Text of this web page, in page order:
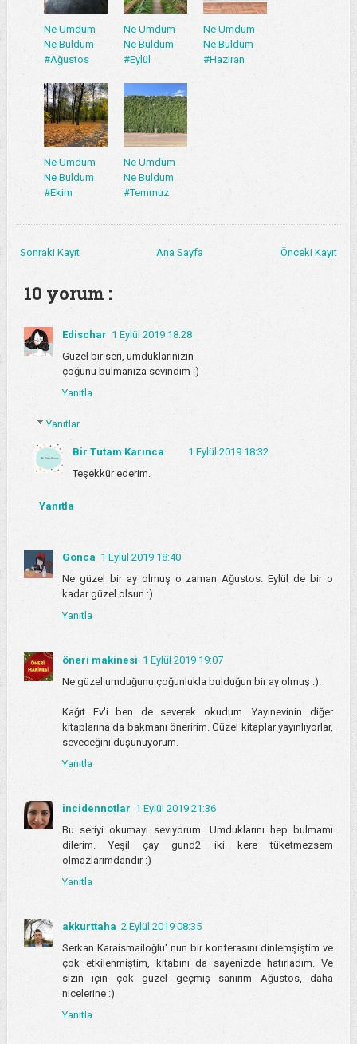
Ne Umdum
Ne Buldum
#Ağustos
Ne Umdum
Ne Buldum
#Eylül
Ne Umdum
Ne Buldum
#Haziran
Ne Umdum
Ne Buldum
#Ekim
Ne Umdum
Ne Buldum
#Temmuz
Sonraki Kayıt Önceki Kayıt
Ana Sayfa
10 yorum :
Edischar 1 Eylül 2019 18:28
Güzel bir seri, umduklarınızın
çoğunu bulmanıza sevindim :)
Yanıtla
Yanıtlar
Bir Tutam Karınca
1 Eylül 2019 18:32
Teşekkür ederim.
Yanıtla
Gonca 1 Eylül 2019 18:40
Ne güzel bir ay olmuş o zaman Ağustos. Eylül de bir o
kadar güzel olsun :)
Yanıtla
öneri makinesi 1 Eylül 2019 19:07
Ne güzel umduğunu çoğunlukla bulduğun bir ay olmuş :).
Kağıt Ev'i ben de severek okudum. Yayınevinin diğer
kitaplarına da bakmanı öneririm. Güzel kitaplar yayınlıyorlar,
seveceğini düşünüyorum.
Yanıtla
incidennotlar 1 Eylül 2019 21:36
Bu seriyi okumayı seviyorum. Umduklarını hep bulmamı
dilerim. Yeşil çay gund2 iki kere tüketmezsem
olmazlarimdandir :)
Yanıtla
akkurttaha 2 Eylül 2019 08:35
Serkan Karaismailoğlu' nun bir konferasını dinlemşiştim ve
çok etkilenmiştim, kitabını da sayenizde hatırladım. Ve
sizin için çok güzel geçmiş sanırım Ağustos, daha
nicelerine :)
Yanıtla